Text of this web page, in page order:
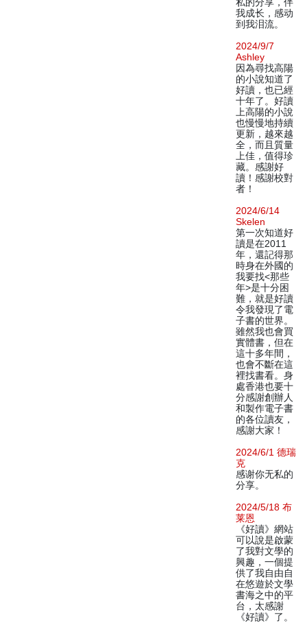
我成长，感动
到我泪流。
2024/9/7
Ashley
因為尋找高陽
的小說知道了
好讀，也已經
十年了。好讀
上高陽的小說
也慢慢地持續
更新，越來越
全，而且質量
上佳，值得珍
藏。感謝好
讀！感謝校對
者！
2024/6/14
Skelen
第一次知道好
讀是在2011
年，還記得那
時身在外國的
我要找<那些
年>是十分困
難，就是好讀
令我發現了電
子書的世界。
雖然我也會買
實體書，但在
這十多年間，
也會不斷在這
裡找書看。身
處香港也要十
分感謝創辦人
和製作電子書
的各位讀友，
感謝大家！
2024/6/1 德瑞
克
感谢你无私的
分享。
2024/5/18 布
莱恩
《好讀》網站
可以說是啟蒙
了我對文學的
興趣，一個提
供了我自由自
在悠遊於文學
書海之中的平
台，太感謝
《好讀》了。